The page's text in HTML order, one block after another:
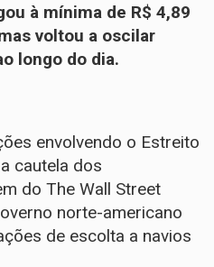
à mínima de R$ 4,89
voltou a oscilar
longo do dia.
envolvendo o Estreito
cautela dos
do The Wall Street
norte-americano
de escolta a navios